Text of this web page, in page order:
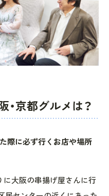
・京都グルメは？
際に必ず行くお店や場所
に大阪の串揚げ屋さんに行